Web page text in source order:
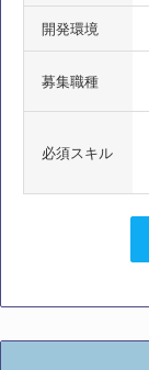
開発環境
募集職種
必須スキル